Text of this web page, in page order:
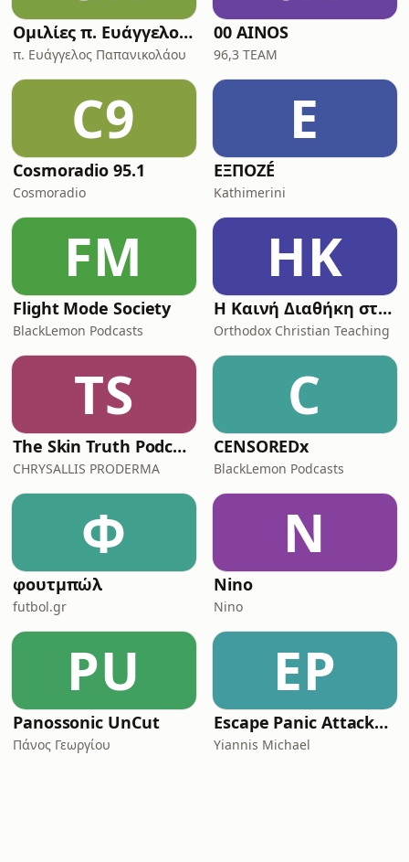
τεχνική δεξιοτεχνία που την έκαν
Ομιλίες π. Ευάγγελου Παπανικολάου
π. Ευάγγελος Παπανικολάου
00 AINOS
96,3 TEAM
C9
Cosmoradio 95.1
Cosmoradio
Ε
ΕΞΠΟΖÉ
Kathimerini
FM
Flight Mode Society
BlackLemon Podcasts
ΗΚ
Η Καινή Διαθήκη στην vεοελληνική με μουσική υπόκρουση (Η Αγία Γραφή)
Orthodox Christian Teaching
TS
The Skin Truth Podcast by CHRYSALLIS PRODERMA
CHRYSALLIS PRODERMA
C
CENSOREDx
BlackLemon Podcasts
Φ
φουτμπώλ
futbol.gr
N
Nino
Nino
PU
Panossonic UnCut
Πάνος Γεωργίου
EP
Escape Panic Attacks Podcast
Yiannis Michael